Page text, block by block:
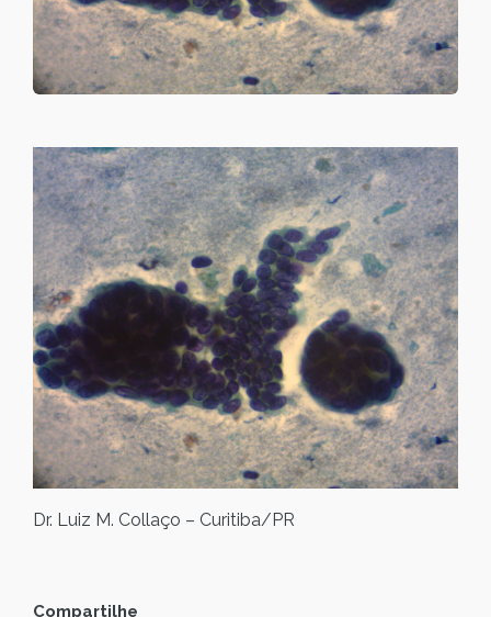
Dr. Luiz M. Collaço – Curitiba/PR
Compartilhe